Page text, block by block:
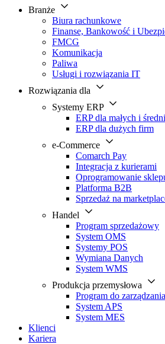
Branże
Biura rachunkowe
Finanse, Bankowość i
FMCG
Komunikacja
Paliwa
Usługi i rozwiązania IT
Rozwiązania dla
Systemy ERP
ERP dla małych i
ERP dla dużych firm
e-Commerce
Comarch Pay
Integracja z kurierami
Oprogramowanie
Platforma B2B
Sprzedaż na
Handel
Program sprzedażowy
System OMS
Systemy POS
Wymiana Danych
System WMS
Produkcja przemysłowa
Program do
System APS
System MES
Klienci
Kariera